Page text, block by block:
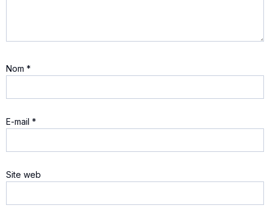
Nom *
E-mail *
Site web